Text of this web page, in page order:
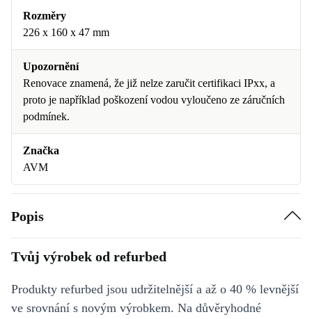
Rozměry
226 x 160 x 47 mm
Upozornění
Renovace znamená, že již nelze zaručit certifikaci IPxx, a
proto je například poškození vodou vyloučeno ze záručních
podmínek.
Značka
AVM
Popis
Tvůj výrobek od refurbed
Produkty refurbed jsou udržitelnější a až o 40 % levnější
ve srovnání s novým výrobkem. Na důvěryhodné